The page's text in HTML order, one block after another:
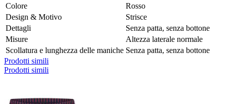
Colore
Rosso
Design & Motivo
Strisce
Dettagli
Senza patta, senza bottone
Misure
Altezza laterale normale
Scollatura e lunghezza delle maniche Senza patta, senza bottone
Prodotti simili
Prodotti simili